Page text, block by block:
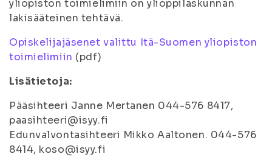
yliopiston toimielimiin on ylioppilaskunnan
lakisääteinen tehtävä.
Opiskelijajäsenet valittu Itä-Suomen yliopiston
toimielimiin (pdf)
Lisätietoja:
Pääsihteeri Janne Mertanen 044-576 8417,
paasihteeri@isyy.fi
Edunvalvontasihteeri Mikko Aaltonen. 044-576
8414, koso@isyy.fi